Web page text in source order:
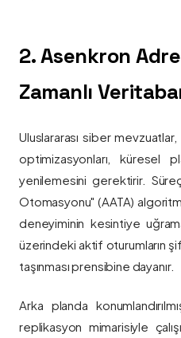
2. Asenkron
Zamanlı
Uluslararası siber
optimizasyonları, küresel
yenilemesini gerektirir.
Otomasyonu" (AATA)
deneyiminin kesintiye
üzerindeki aktif oturumların
taşınması prensibine dayanır.
Arka planda
replikasyon mimarisiyle